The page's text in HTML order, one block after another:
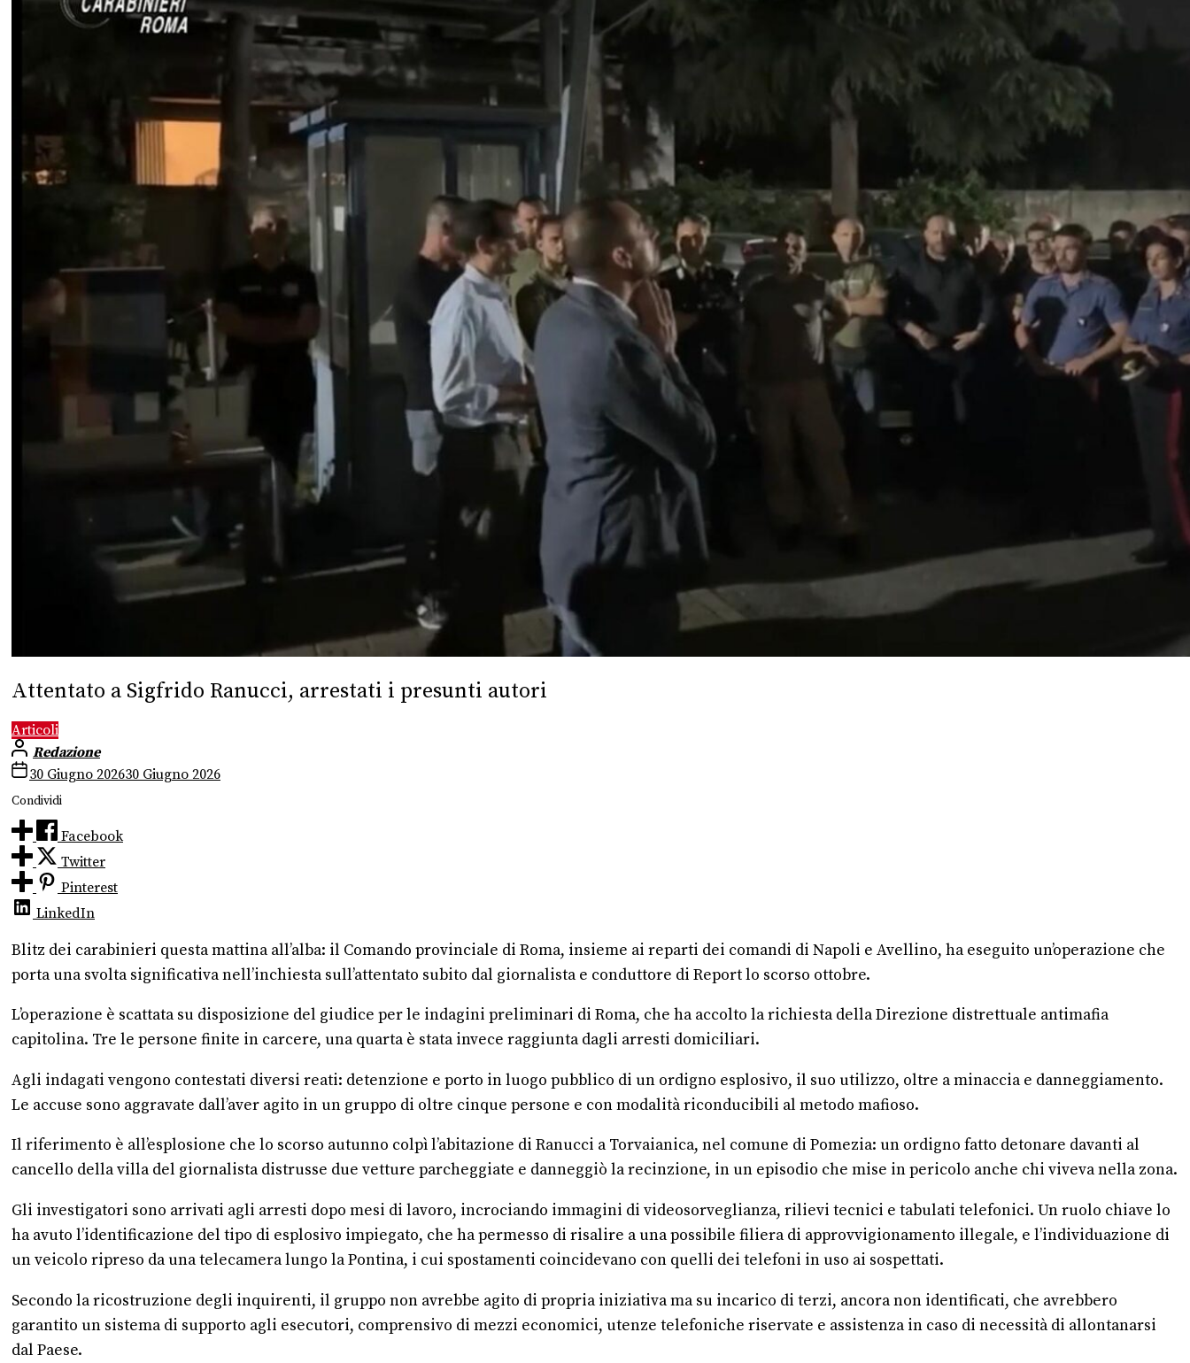
Attentato a Sigfrido Ranucci, arrestati i presunti autori
Articoli
Redazione
30 Giugno 202630 Giugno 2026
Condividi
Facebook
Twitter
Pinterest
LinkedIn
Blitz dei carabinieri questa mattina all’alba: il Comando provinciale di Roma, insieme ai reparti dei comandi di Napoli e Avellino, ha eseguito un’operazione che
porta una svolta significativa nell’inchiesta sull’attentato subito dal giornalista e conduttore di Report lo scorso ottobre.
L’operazione è scattata su disposizione del giudice per le indagini preliminari di Roma, che ha accolto la richiesta della Direzione distrettuale antimafia
capitolina. Tre le persone finite in carcere, una quarta è stata invece raggiunta dagli arresti domiciliari.
Agli indagati vengono contestati diversi reati: detenzione e porto in luogo pubblico di un ordigno esplosivo, il suo utilizzo, oltre a minaccia e danneggiamento.
Le accuse sono aggravate dall’aver agito in un gruppo di oltre cinque persone e con modalità riconducibili al metodo mafioso.
Il riferimento è all’esplosione che lo scorso autunno colpì l’abitazione di Ranucci a Torvaianica, nel comune di Pomezia: un ordigno fatto detonare davanti al
cancello della villa del giornalista distrusse due vetture parcheggiate e danneggiò la recinzione, in un episodio che mise in pericolo anche chi viveva nella zona.
Gli investigatori sono arrivati agli arresti dopo mesi di lavoro, incrociando immagini di videosorveglianza, rilievi tecnici e tabulati telefonici. Un ruolo chiave lo
ha avuto l’identificazione del tipo di esplosivo impiegato, che ha permesso di risalire a una possibile filiera di approvvigionamento illegale, e l’individuazione di
un veicolo ripreso da una telecamera lungo la Pontina, i cui spostamenti coincidevano con quelli dei telefoni in uso ai sospettati.
Secondo la ricostruzione degli inquirenti, il gruppo non avrebbe agito di propria iniziativa ma su incarico di terzi, ancora non identificati, che avrebbero
garantito un sistema di supporto agli esecutori, comprensivo di mezzi economici, utenze telefoniche riservate e assistenza in caso di necessità di allontanarsi
dal Paese.